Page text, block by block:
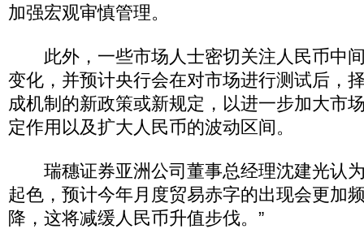
加强宏观审慎管理。
此外，一些市场人士密切关注人民币中
变化，并预计央行会在对市场进行测试后，
成机制的新政策或新规定，以进一步加大市
定作用以及扩大人民币的波动区间。
瑞穗证券亚洲公司董事总经理沈建光认为
起色，预计今年月度贸易赤字的出现会更加
降，这将减缓人民币升值步伐。”